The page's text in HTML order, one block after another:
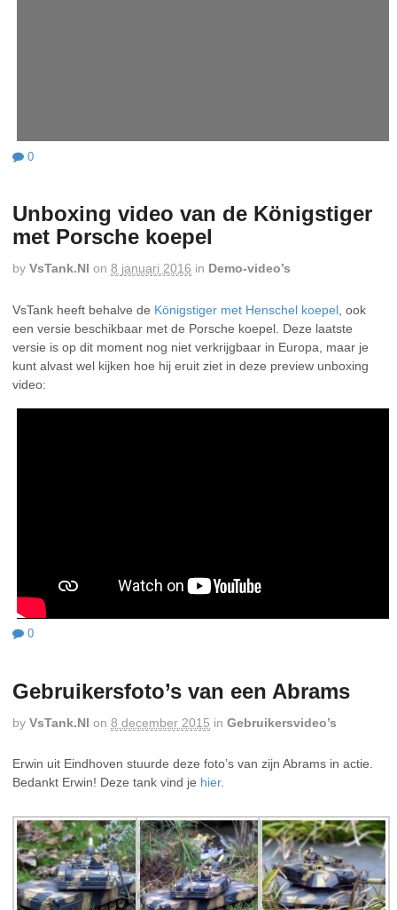
0
Unboxing video van de Königstiger
met Porsche koepel
by VsTank.nl on 8 januari 2016 in Demo-video’s
VsTank heeft behalve de Königstiger met Henschel koepel , ook
een versie beschikbaar met de Porsche koepel. Deze laatste
versie is op dit moment nog niet verkrijgbaar in Europa, maar je
kunt alvast wel kijken hoe hij eruit ziet in deze preview unboxing
video:
0
Gebruikersfoto’s van een Abrams
by VsTank.nl on 8 december 2015 in Gebruikersvideo’s
Erwin uit Eindhoven stuurde deze foto’s van zijn Abrams in actie.
Bedankt Erwin! Deze tank vind je hier.